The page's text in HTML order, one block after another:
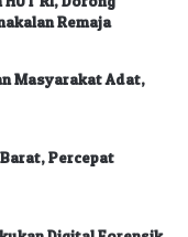
Remaja
Masyarakat Adat,
Percepat